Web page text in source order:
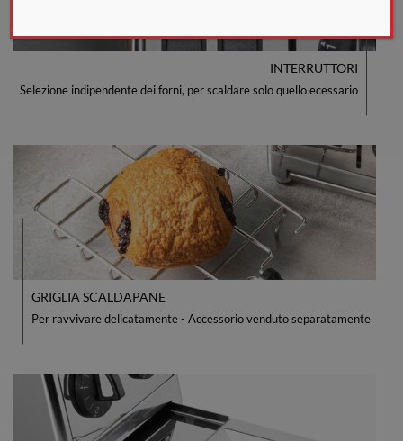
INTERRUTTORI
Selezione indipendente dei forni, per scaldare solo quello ecessario
GRIGLIA SCALDAPANE
Per ravvivare delicatamente - Accessorio venduto separatamente